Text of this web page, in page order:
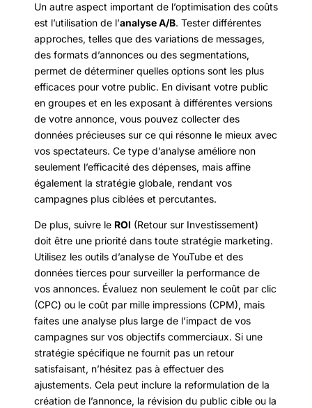
Un autre aspect important de l’optimisation des coûts
est l’utilisation de l’analyse A/B. Tester différentes
approches, telles que des variations de messages,
des formats d’annonces ou des segmentations,
permet de déterminer quelles options sont les plus
efficaces pour votre public. En divisant votre public
en groupes et en les exposant à différentes versions
de votre annonce, vous pouvez collecter des
données précieuses sur ce qui résonne le mieux avec
vos spectateurs. Ce type d’analyse améliore non
seulement l’efficacité des dépenses, mais affine
également la stratégie globale, rendant vos
campagnes plus ciblées et percutantes.
De plus, suivre le ROI (Retour sur Investissement)
doit être une priorité dans toute stratégie marketing.
Utilisez les outils d’analyse de YouTube et des
données tierces pour surveiller la performance de
vos annonces. Évaluez non seulement le coût par clic
(CPC) ou le coût par mille impressions (CPM), mais
faites une analyse plus large de l’impact de vos
campagnes sur vos objectifs commerciaux. Si une
stratégie spécifique ne fournit pas un retour
satisfaisant, n’hésitez pas à effectuer des
ajustements. Cela peut inclure la reformulation de la
création de l’annonce, la révision du public cible ou la